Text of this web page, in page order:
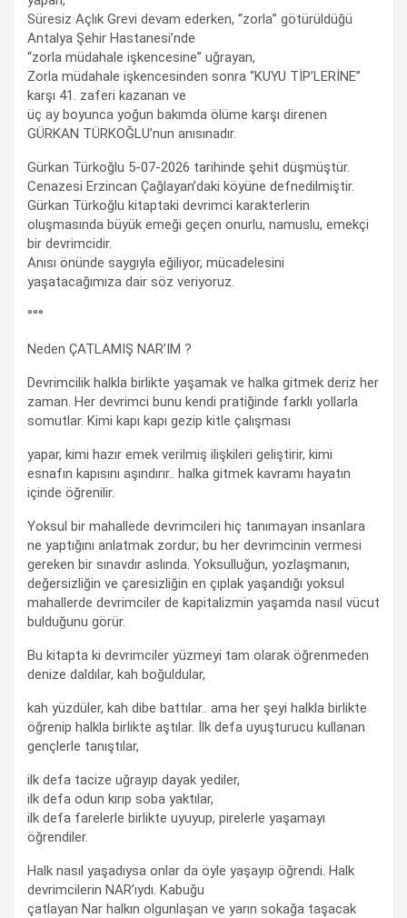
Süresiz Açlık Grevi devam ederken, “zorla” götürüldüğü
Antalya Şehir Hastanesi’nde
“zorla müdahale işkencesine” uğrayan,
Zorla müdahale işkencesinden sonra “KUYU TİP’LERİNE”
karşı 41. zaferi kazanan ve
üç ay boyunca yoğun bakımda ölüme karşı direnen
GÜRKAN TÜRKOĞLU’nun anısınadır.
Gürkan Türkoğlu 5-07-2026 tarihinde şehit düşmüştür.
Cenazesi Erzincan Çağlayan’daki köyüne defnedilmiştir.
Gürkan Türkoğlu kitaptaki devrimci karakterlerin
oluşmasında büyük emeği geçen onurlu, namuslu, emekçi
bir devrimcidir.
Anısı önünde saygıyla eğiliyor, mücadelesini
yaşatacağımıza dair söz veriyoruz.
°°°
Neden ÇATLAMIŞ NAR’IM ?
Devrimcilik halkla birlikte yaşamak ve halka gitmek deriz her
zaman. Her devrimci bunu kendi pratiğinde farklı yollarla
somutlar. Kimi kapı kapı gezip kitle çalışması
yapar, kimi hazır emek verilmiş ilişkileri geliştirir, kimi
esnafın kapısını aşındırır.. halka gitmek kavramı hayatın
içinde öğrenilir.
Yoksul bir mahallede devrimcileri hiç tanımayan insanlara
ne yaptığını anlatmak zordur; bu her devrimcinin vermesi
gereken bir sınavdır aslında. Yoksulluğun, yozlaşmanın,
değersizliğin ve çaresizliğin en çıplak yaşandığı yoksul
mahallerde devrimciler de kapitalizmin yaşamda nasıl vücut
bulduğunu görür.
Bu kitapta ki devrimciler yüzmeyi tam olarak öğrenmeden
denize daldılar, kah boğuldular,
kah yüzdüler, kah dibe battılar.. ama her şeyi halkla birlikte
öğrenip halkla birlikte aştılar. İlk defa uyuşturucu kullanan
gençlerle tanıştılar,
ilk defa tacize uğrayıp dayak yediler,
ilk defa odun kırıp soba yaktılar,
ilk defa farelerle birlikte uyuyup, pirelerle yaşamayı
öğrendiler.
Halk nasıl yaşadıysa onlar da öyle yaşayıp öğrendi. Halk
devrimcilerin NAR’ıydı. Kabuğu
çatlayan Nar halkın olgunlaşan ve yarın sokağa taşacak